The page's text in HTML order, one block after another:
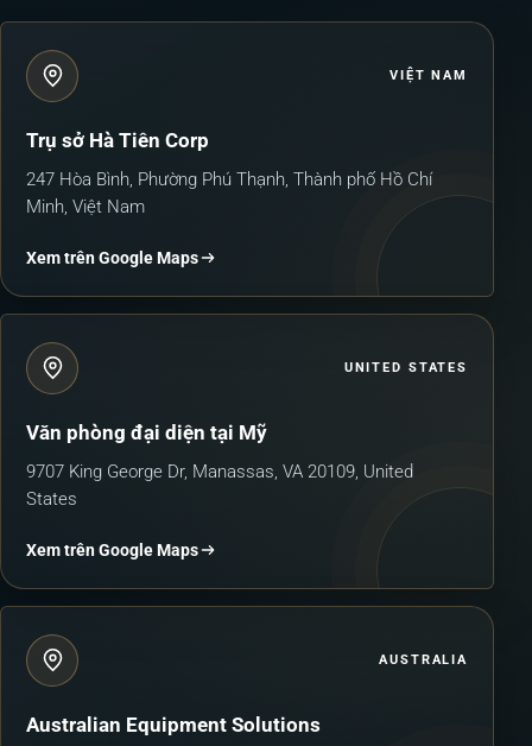
VIỆT NAM
Trụ sở Hà Tiên Corp
247 Hòa Bình, Phường Phú Thạnh, Thành phố Hồ Chí
Minh, Việt Nam
Xem trên Google Maps
UNITED STATES
Văn phòng đại diện tại Mỹ
9707 King George Dr, Manassas, VA 20109, United
States
Xem trên Google Maps
AUSTRALIA
Australian Equipment Solutions